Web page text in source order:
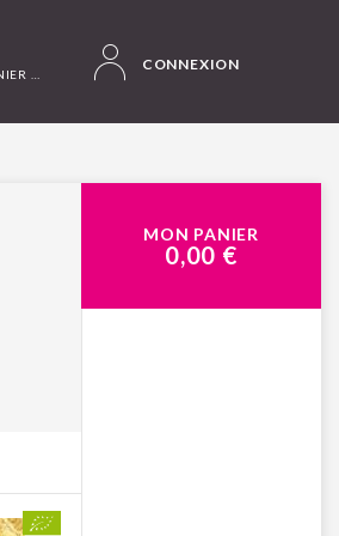
CONNEXION
MON PANIER
0,00 €